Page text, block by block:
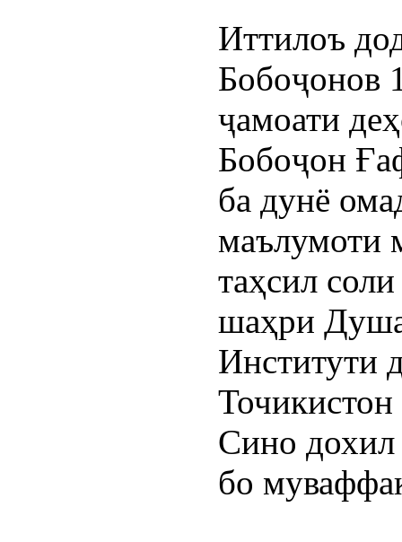
Иттилоъ
Бобоҷонов
ҷамоати
Бобоҷон
ба дунё
маълумоти
таҳсил
шаҳри
Институти
Сино дохил
бо